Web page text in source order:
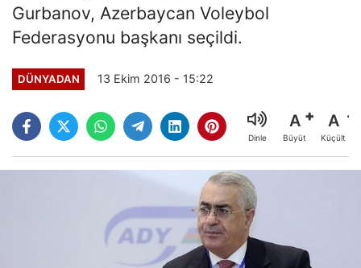
Gurbanov, Azerbaycan Voleybol
Federasyonu başkanı seçildi.
DÜNYADAN 13 Ekim 2016 - 15:22
Dinle
A
Büyüt
A
Küçült